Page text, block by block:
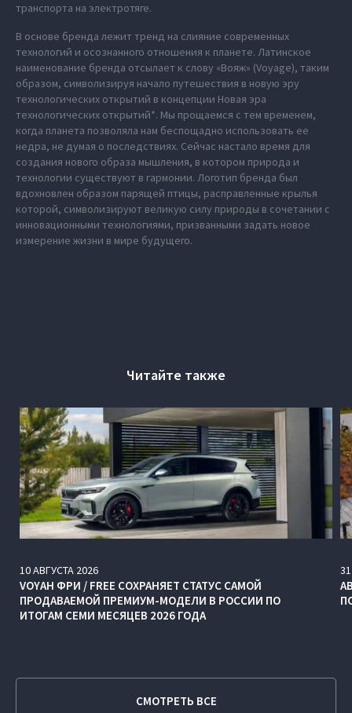
транспорта на электротяге.
В основе бренда лежит тренд на слияние современных
технологий и осознанного отношения к планете. Латинское
наименование бренда отсылает к слову «Вояж» (Voyage), таким
образом, символизируя начало путешествия в новую эру
технологических открытий в концепции Новая эра
технологических открытий*. Мы прощаемся с тем временем,
когда планета позволяла нам беспощадно использовать ее
недра, не думая о последствиях. Сейчас настало время для
создания нового образа мышления, в котором природа и
технологии существуют в гармонии. Логотип бренда был
вдохновлен образом парящей птицы, расправленные крылья
которой, символизируют великую силу природы в сочетании с
инновационными технологиями, призванными задать новое
измерение жизни в мире будущего.
Читайте также
10АВГУСТА 2026
VOYAH ФРИ / FREE СОХРАНЯЕТ СТАТУС САМОЙ
ПРОДАВАЕМОЙ ПРЕМИУМ-МОДЕЛИ В РОССИИ ПО
ИТОГАМ СЕМИ МЕСЯЦЕВ 2026 ГОДА
31
СМОТРЕТЬ ВСЕ